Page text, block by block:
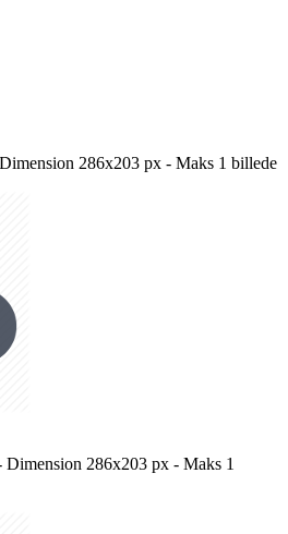
286x203 px - Maks 1 billede
286x203 px - Maks 1